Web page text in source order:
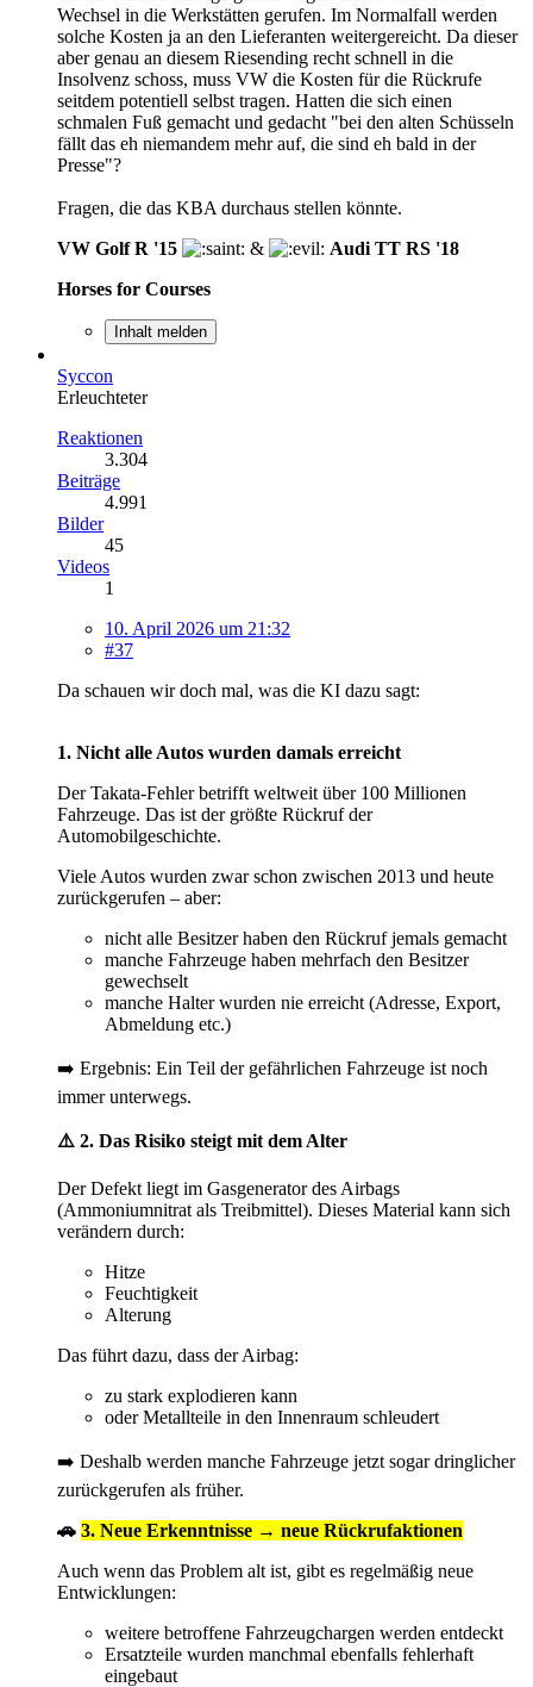
Wechsel in die Werkstätten gerufen. Im Normalfall werden
solche Kosten ja an den Lieferanten weitergereicht. Da dieser
aber genau an diesem Riesending recht schnell in die
Insolvenz schoss, muss VW die Kosten für die Rückrufe
seitdem potentiell selbst tragen. Hatten die sich einen
schmalen Fuß gemacht und gedacht "bei den alten Schüsseln
fällt das eh niemandem mehr auf, die sind eh bald in der
Presse"?
Fragen, die das KBA durchaus stellen könnte.
VW Golf R '15
&
Audi TT RS '18
Horses for Courses
Inhalt melden
Syccon
Erleuchteter
Reaktionen
3.304
Beiträge
4.991
Bilder
45
Videos
1
10. April 2026 um 21:32
#37
Da schauen wir doch mal, was die KI dazu sagt:
1. Nicht alle Autos wurden damals erreicht
Der Takata-Fehler betrifft weltweit über 100 Millionen
Fahrzeuge. Das ist der größte Rückruf der
Automobilgeschichte.
Viele Autos wurden zwar schon zwischen 2013 und heute
zurückgerufen – aber:
nicht alle Besitzer haben den Rückruf jemals gemacht
manche Fahrzeuge haben mehrfach den Besitzer
gewechselt
manche Halter wurden nie erreicht (Adresse, Export,
Abmeldung etc.)
➡️ Ergebnis: Ein Teil der gefährlichen Fahrzeuge ist noch
immer unterwegs.
⚠️ 2. Das Risiko steigt mit dem Alter
Der Defekt liegt im Gasgenerator des Airbags
(Ammoniumnitrat als Treibmittel). Dieses Material kann sich
verändern durch:
Hitze
Feuchtigkeit
Alterung
Das führt dazu, dass der Airbag:
zu stark explodieren kann
oder Metallteile in den Innenraum schleudert
➡️ Deshalb werden manche Fahrzeuge jetzt sogar dringlicher
zurückgerufen als früher.
🚗 3. Neue Erkenntnisse → neue Rückrufaktionen
Auch wenn das Problem alt ist, gibt es regelmäßig neue
Entwicklungen:
weitere betroffene Fahrzeugchargen werden entdeckt
Ersatzteile wurden manchmal ebenfalls fehlerhaft
eingebaut